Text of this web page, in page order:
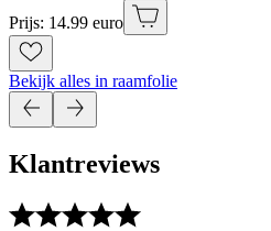
Prijs: 14.99 euro
Bekijk alles in raamfolie
Klantreviews